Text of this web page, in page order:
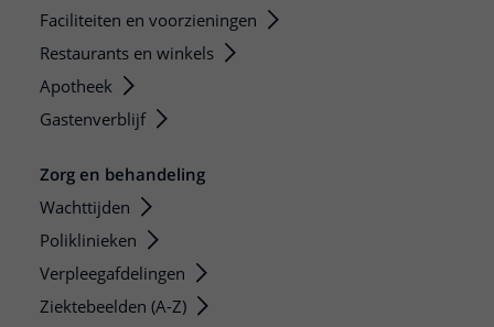
Faciliteiten en voorzieningen
Restaurants en winkels
Apotheek
Gastenverblijf
Zorg en behandeling
Wachttijden
Poliklinieken
Verpleegafdelingen
Ziektebeelden (A-Z)